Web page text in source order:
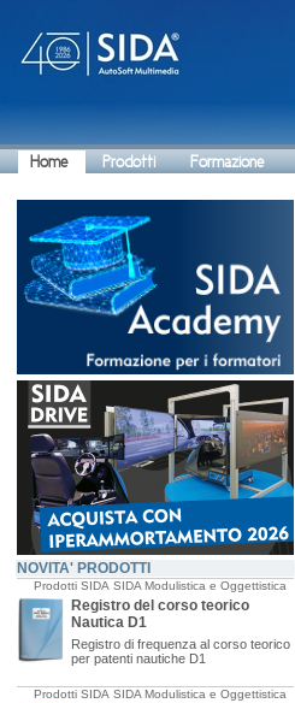
Home Prodotti Formazione
NOVITA' PRODOTTI
Prodotti SIDA SIDA Modulistica e Oggettistica
Registro del corso teorico
Nautica D1
Registro di frequenza al corso teorico
per patenti nautiche D1
Prodotti SIDA SIDA Modulistica e Oggettistica